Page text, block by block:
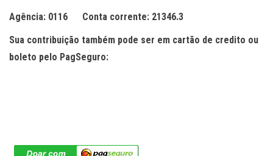
Agência: 0116 Conta corrente: 21346.3
Sua contribuição também pode ser em cartão de credito ou
boleto pelo PagSeguro: